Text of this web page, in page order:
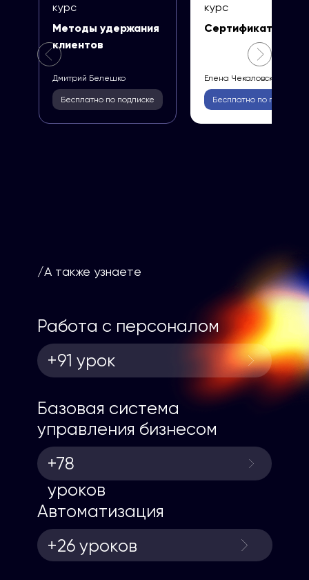
курс
Методы удержания
клиентов
Бесплатно по подписке
Дмитрий Белешко
курс
Сертификаты 2022
Бесплатно по подписке
Елена Чекаловская
Работа с персоналом
Базовая система
управления бизнесом
/А также узнаете
Автоматизация
+78
уроков
+26 уроков
+91 урок